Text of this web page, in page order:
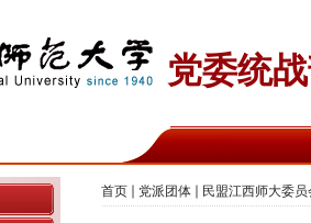
党委统
首页 党派团体 民盟江西师大委员